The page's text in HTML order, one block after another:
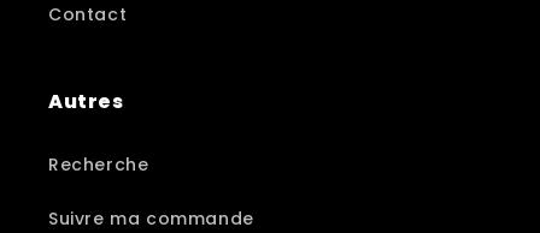
Contact
Autres
Recherche
Suivre ma commande